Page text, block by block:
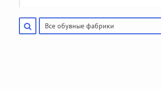
Все обувные фабрики